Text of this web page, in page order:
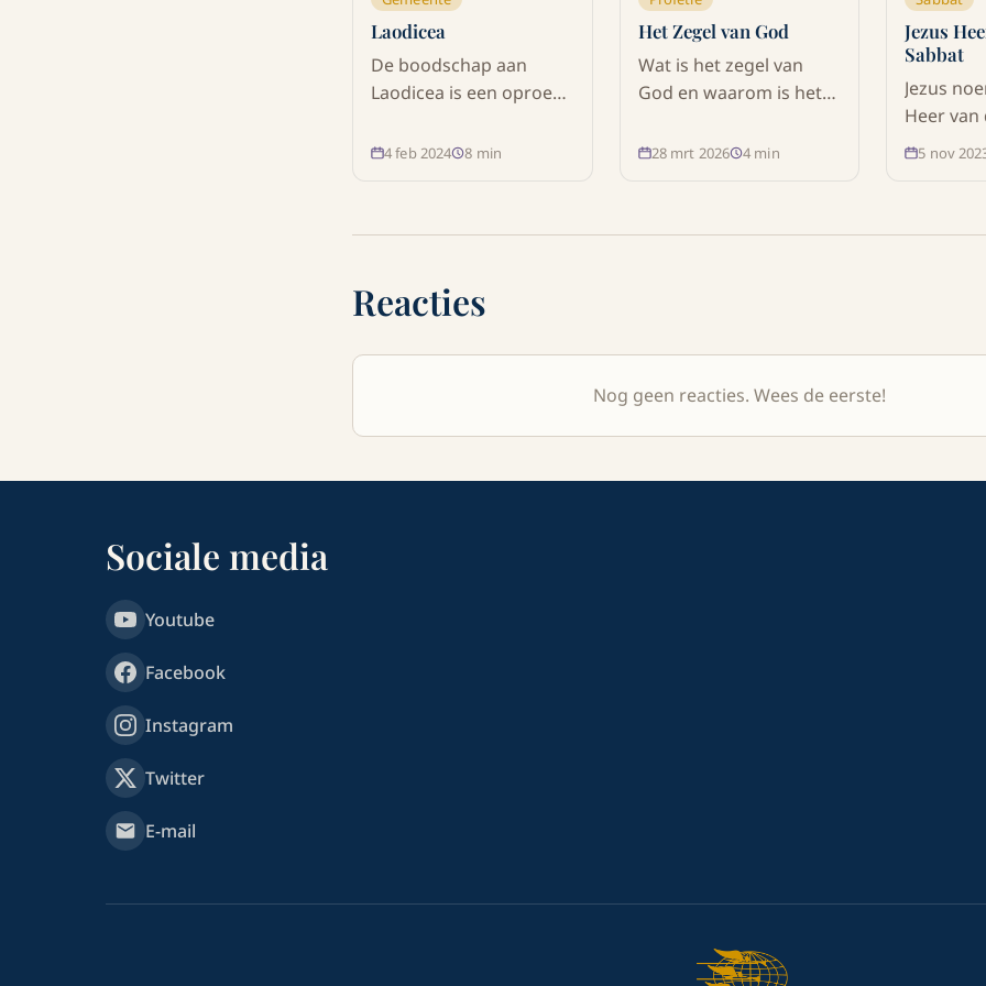
Laodicea
De boodschap aan
Laodicea is een oproep
vernieuwing en een
deze eindtijdboodschap
betekent.
4 feb 2024 8 min
Het Zegel van God
Wat is het zegel van
God en waarom is het
eindtijd? Ontdek vanuit
Zijn wet, de Sabbat en
28 mrt 2026 4 min
Jezus
Sabbat
Jezus
Heer van
gaf een
haar
5 nov
Reacties
Nog geen reacties. Wees de eerste!
Sociale media
Youtube
Facebook
Instagram
Twitter
E-mail